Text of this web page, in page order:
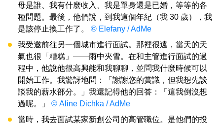
母是誰、我有什麼收入、我是單身還是已婚，等等的各
種問題。最後，他們說，到我這個年紀（我 30 歲），我
是該停止換工作了。 © Elefany / AdMe
我受邀前往另一個城市進行面試。那裡很遠，當天的天
氣也很「糟糕」——雨中夾雪。在和主管進行面試的過
程中，他說他很高興能和我聊聊，並問我什麼時候可以
開始工作。我驚訝地問：「謝謝您的賞識，但我想先談
談我的薪水部分。」我還記得他的回答：「這我倒沒想
過呢。」 © Aline Dichka / AdMe
當時，我去面試某家新創公司的高管職位。是他們的投